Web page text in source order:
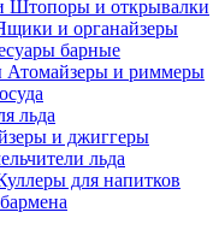
Штопоры и открывалки
и органайзеры
барные
Атомайзеры и риммеры
льда
и джиггеры
льда
для напитков